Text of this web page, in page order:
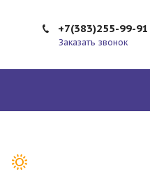
+7(383)255-99-91
Заказать звонок